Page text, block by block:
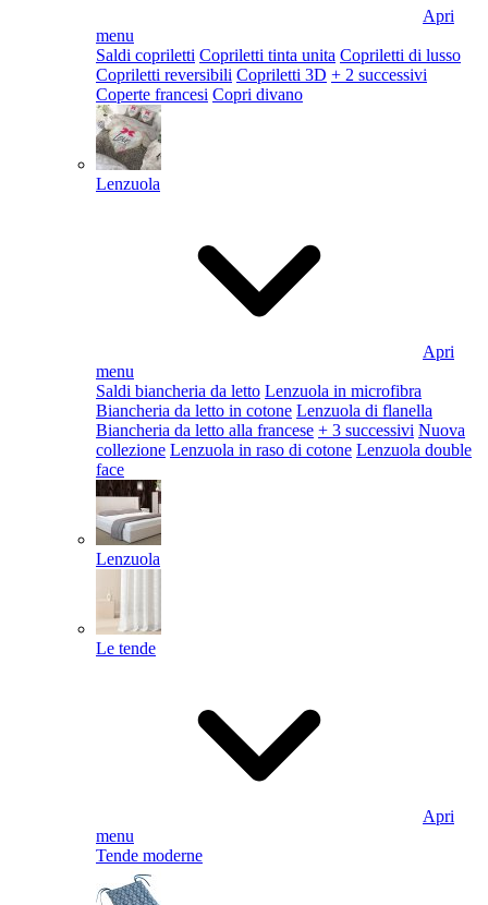
Apri
menu
Saldi copriletti Copriletti tinta unita Copriletti di lusso
Copriletti reversibili Copriletti 3D + 2 successivi
Coperte francesi Copri divano
Lenzuola
Apri
menu
Saldi biancheria da letto Lenzuola in microfibra
Biancheria da letto in cotone Lenzuola di flanella
Biancheria da letto alla francese + 3 successivi Nuova
collezione Lenzuola in raso di cotone Lenzuola double
face
Lenzuola
Le tende
Apri
menu
Tende moderne